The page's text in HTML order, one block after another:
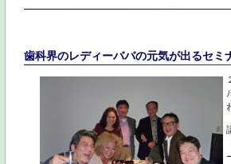
歯科界のレディーババの元気が出るセミ